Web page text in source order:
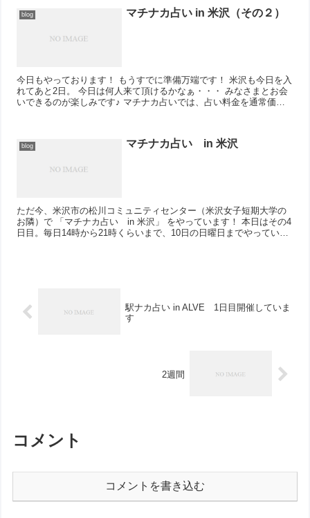
blog マチナカ占い in 米沢（その２）
今日もやっております！ もうすでに準備万端です！ 米沢も今日を入
れてあと2日。 今日は何人来て頂けるかなぁ・・・ みなさまとお会
いできるのが楽しみです♪ マチナカ占いでは、占い料金を通常価格
blog マチナカ占い in 米沢
ただ今、米沢市の松川コミュニティセンター（米沢女子短期大学の
お隣）で 「マチナカ占い in 米沢」 をやっています！ 本日はその4
日目。毎日14時から21時くらいまで、10日の日曜日までやっていま
駅ナカ占い in ALVE 1日目開催していま
す
2週間
コメント
コメントを書き込む